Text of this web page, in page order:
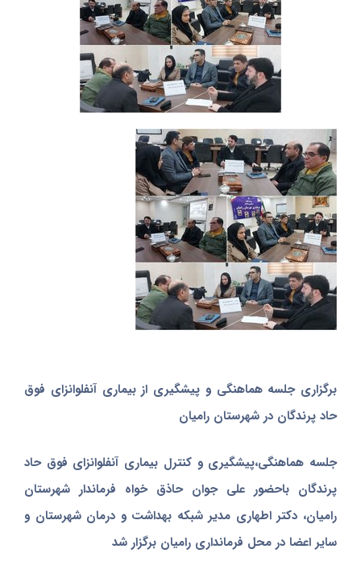
برگزاری جلسه هماهنگی و پیشگیری از بیماری آنفلوانزای فوق
حاد پرندگان در شهرستان رامیان
جلسه هماهنگی،پیشگیری و کنترل بیماری آنفلوانزای فوق حاد
پرندگان باحضور علی جوان حاذق خواه فرماندار شهرستان
رامیان، دکتر اطهاری مدیر شبکه بهداشت و درمان شهرستان و
سایر اعضا در محل فرمانداری رامیان برگزار شد